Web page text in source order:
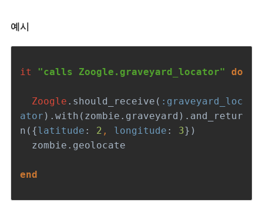
예시
it "calls Zoogle.graveyard_locator" do
Zoogle .should_receive( :graveyard_loc
ator ).with(zombie.graveyard).and_retur
n({latitude : 2 , longitude : 3})
  zombie.geolocate
end